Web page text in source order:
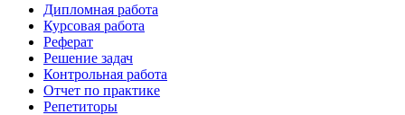
Дипломная работа
Курсовая работа
Реферат
Решение задач
Контрольная работа
Отчет по практике
Репетиторы